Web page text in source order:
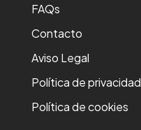
FAQs
Contacto
Aviso Legal
Política de privacidad
Política de cookies